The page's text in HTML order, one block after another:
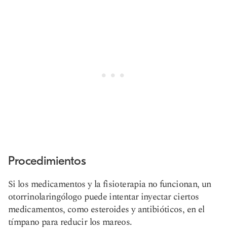
Procedimientos
Si los medicamentos y la fisioterapia no funcionan, un
otorrinolaringólogo puede intentar inyectar ciertos
medicamentos, como esteroides y antibióticos, en el
tímpano para reducir los mareos.